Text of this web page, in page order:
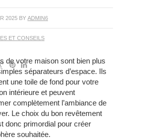
2025 BY ADMIN6
ET CONSEILS
de votre maison sont bien plus
séparateurs d’espace. Ils
une toile de fond pour votre
intérieure et peuvent
complètement l’ambiance de
Le choix du bon revêtement
donc primordial pour créer
souhaitée.